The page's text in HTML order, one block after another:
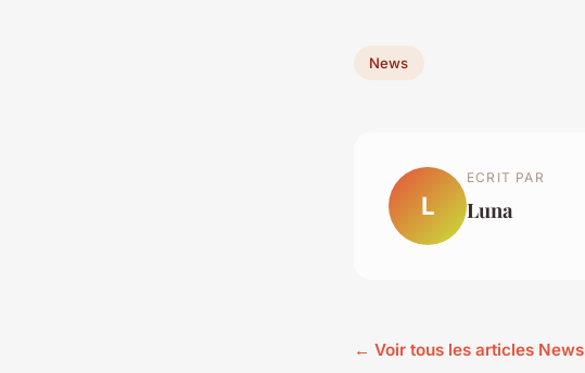
News
L
ECRIT PAR
Luna
← Voir tous les articles News